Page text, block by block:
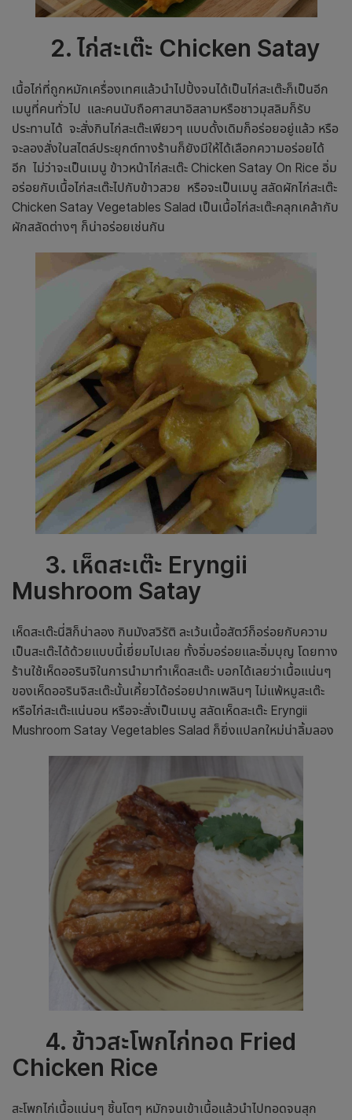
2. ไก่สะเต๊ะ Chicken Satay
เนื้อไก่ที่ถูกหมักเครื่องเทศแล้วนำไปปิ้งจนได้เป็นไก่สะเต๊ะก็เป็นอีก
เมนูที่คนทั่วไป และคนนับถือศาสนาอิสลามหรือชาวมุสลิมก็รับ
ประทานได้ จะสั่งกินไก่สะเต๊ะเพียวๆ แบบดั้งเดิมก็อร่อยอยู่แล้ว หรือ
จะลองสั่งในสไตล์ประยุกต์ทางร้านก็ยังมีให้ได้เลือกความอร่อยได้
อีก ไม่ว่าจะเป็นเมนู ข้าวหน้าไก่สะเต๊ะ Chicken Satay On Rice อิ่ม
อร่อยกับเนื้อไก่สะเต๊ะไปกับข้าวสวย หรือจะเป็นเมนู สลัดผักไก่สะเต๊ะ
Chicken Satay Vegetables Salad เป็นเนื้อไก่สะเต๊ะคลุกเคล้ากับ
ผักสลัดต่างๆ ก็น่าอร่อยเช่นกัน
3. เห็ดสะเต๊ะ Eryngii
Mushroom Satay
เห็ดสะเต๊ะนี่สิก็น่าลอง กินมังสวิรัติ ละเว้นเนื้อสัตว์ก็อร่อยกับความ
เป็นสะเต๊ะได้ด้วยแบบนี้เยี่ยมไปเลย ทั้งอิ่มอร่อยและอิ่มบุญ โดยทาง
ร้านใช้เห็ดออรินจิในการนำมาทำเห็ดสะเต๊ะ บอกได้เลยว่าเนื้อแน่นๆ
ของเห็ดออรินจิสะเต๊ะนั้นเคี้ยวได้อร่อยปากเพลินๆ ไม่แพ้หมูสะเต๊ะ
หรือไก่สะเต๊ะแน่นอน หรือจะสั่งเป็นเมนู สลัดเห็ดสะเต๊ะ Eryngii
Mushroom Satay Vegetables Salad ก็ยิ่งแปลกใหม่น่าลิ้มลอง
4. ข้าวสะโพกไก่ทอด Fried
Chicken Rice
สะโพกไก่เนื้อแน่นๆ ชิ้นโตๆ หมักจนเข้าเนื้อแล้วนำไปทอดจนสุก